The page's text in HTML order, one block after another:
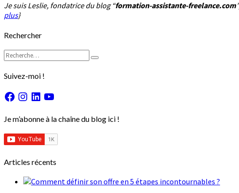
Je suis Leslie, fondatrice du blog “formation-assistante-freelance.com
plus}
Rechercher
Rechercher :
Recherche
Suivez-moi !
Facebook
Instagram
LinkedInYouTube
Je m’abonne à la chaîne du blog ici !
Articles récents